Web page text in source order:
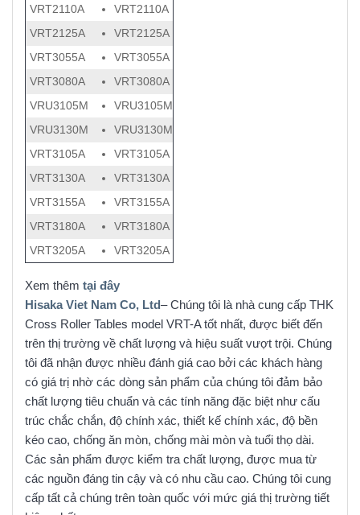
VRT2110A
VRT2110A
VRT2125A
VRT2125A
VRT3055A
VRT3055A
VRT3080A
VRT3080A
VRU3105M
VRU3105M
VRU3130M
VRU3130M
VRT3105A
VRT3105A
VRT3130A
VRT3130A
VRT3155A
VRT3155A
VRT3180A
VRT3180A
VRT3205A
VRT3205A
Xem thêm tại đây
Hisaka Viet Nam Co, Ltd– Chúng tôi là nhà cung cấp THK
Cross Roller Tables model VRT-A tốt nhất, được biết đến
trên thị trường về chất lượng và hiệu suất vượt trội. Chúng
tôi đã nhận được nhiều đánh giá cao bởi các khách hàng
có giá trị nhờ các dòng sản phẩm của chúng tôi đảm bảo
chất lượng tiêu chuẩn và các tính năng đặc biệt như cấu
trúc chắc chắn, độ chính xác, thiết kế chính xác, độ bền
kéo cao, chống ăn mòn, chống mài mòn và tuổi thọ dài.
Các sản phẩm được kiểm tra chất lượng, được mua từ
các nguồn đáng tin cậy và có nhu cầu cao. Chúng tôi cung
cấp tất cả chúng trên toàn quốc với mức giá thị trường tiết